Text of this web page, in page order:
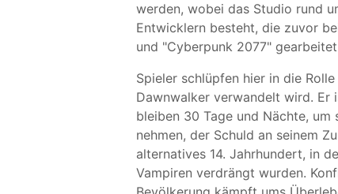
werden, wobei das Studio rund
Entwicklern besteht, die zuvor
und "Cyberpunk 2077"
Spieler schlüpfen hier in die
Dawnwalker verwandelt wird. Er
bleiben 30 Tage und Nächte, um
nehmen, der Schuld an seinem
alternatives 14. Jahrhundert, in
Vampiren verdrängt wurden.